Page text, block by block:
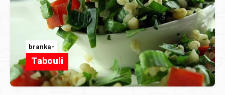
branka-
Tabouli